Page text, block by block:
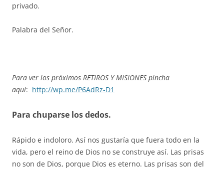
privado.
Palabra del Señor.
Para ver los próximos RETIROS Y MISIONES pincha
aquí: http://wp.me/P6AdRz-D1
Para chuparse los dedos.
Rápido e indoloro. Así nos gustaría que fuera todo en la
vida, pero el reino de Dios no se construye así. Las prisas
no son de Dios, porque Dios es eterno. Las prisas son del